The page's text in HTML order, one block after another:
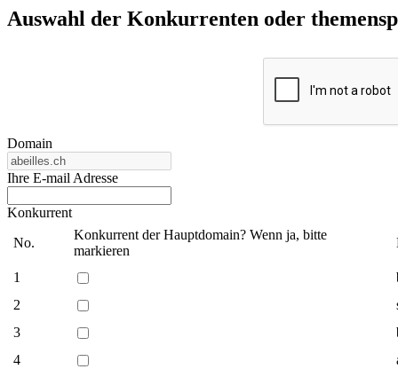
Auswahl der Konkurrenten oder
Domain
Ihre E-mail Adresse
Konkurrent
No.
Konkurrent der Hauptdomain? Wenn ja, bitte
markieren
1
2
3
4